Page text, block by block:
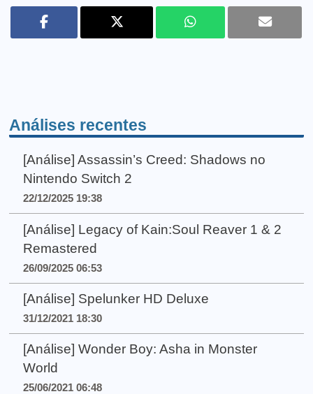
Análises recentes
[Análise] Assassin’s Creed: Shadows no
Nintendo Switch 2
22/12/2025 19:38
[Análise] Legacy of Kain:Soul Reaver 1 & 2
Remastered
26/09/2025 06:53
[Análise] Spelunker HD Deluxe
31/12/2021 18:30
[Análise] Wonder Boy: Asha in Monster
World
25/06/2021 06:48